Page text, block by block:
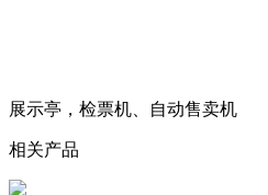
展示亭，检票机、自动售卖机
相关产品